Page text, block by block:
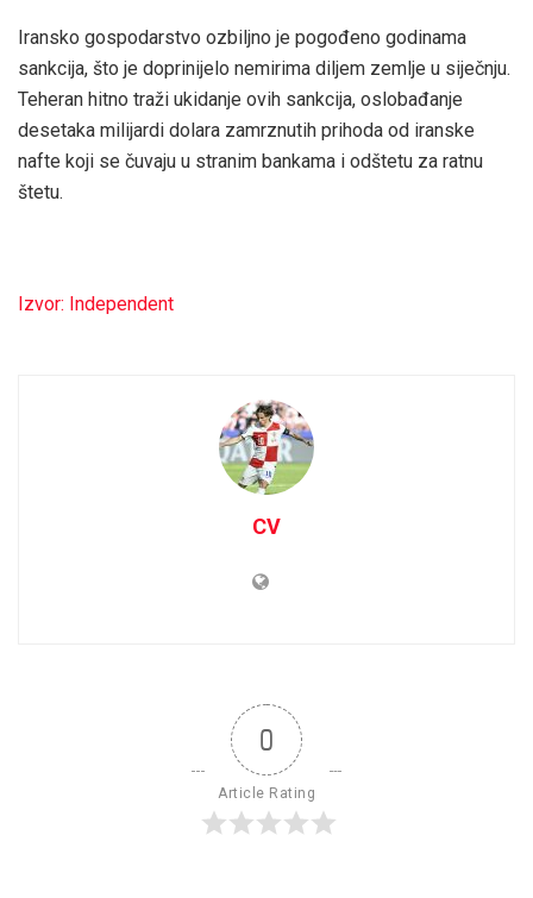
Iransko gospodarstvo ozbiljno je pogođeno godinama
sankcija, što je doprinijelo nemirima diljem zemlje u siječnju.
Teheran hitno traži ukidanje ovih sankcija, oslobađanje
desetaka milijardi dolara zamrznutih prihoda od iranske
nafte koji se čuvaju u stranim bankama i odštetu za ratnu
štetu.
Izvor: Independent
CV
0
Article Rating